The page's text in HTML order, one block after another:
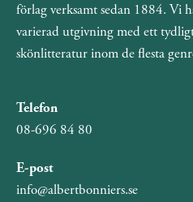
förlag verksamt sedan 1884. Vi
varierad utgivning med ett
skönlitteratur inom de flesta
Telefon
08-696 84 80
E-post
info@albertbonniers.se